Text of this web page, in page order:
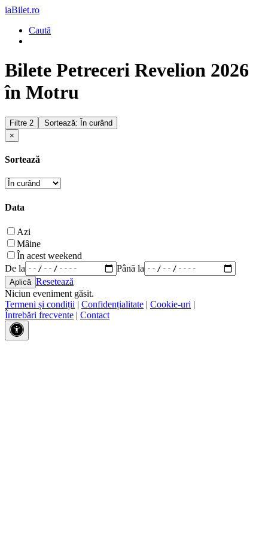
iaBilet.ro
Caută
Bilete Petreceri Revelion 2026
în Motru
Filtre 2
Sortează: În curând
×
Sortează
Data
Azi
Mâine
În acest weekend
De la
Până la
Resetează
Niciun eveniment găsit.
Termeni și condiții | Confidențialitate | Cookie-uri |
Întrebări frecvente | Contact